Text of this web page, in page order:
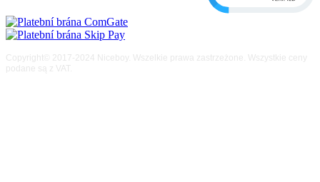
Copyright© 2017-2024 Niceboy. Wszelkie prawa zastrzeżone. Wszystkie ceny
podane są z VAT.